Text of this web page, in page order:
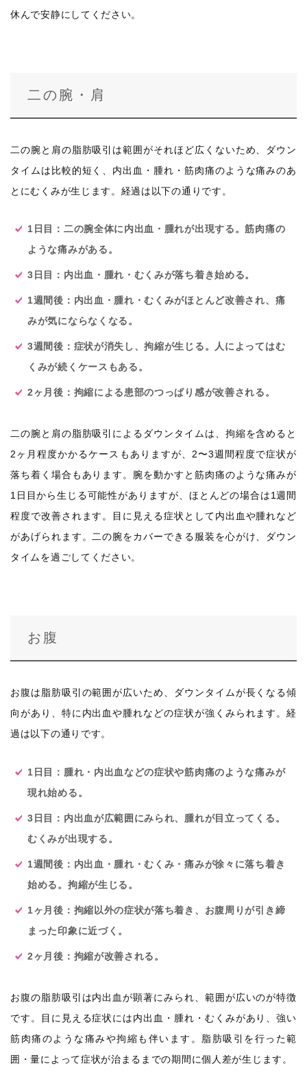
休んで安静にしてください。
二の腕・肩
二の腕と肩の脂肪吸引は範囲がそれほど広くないため、ダウン
タイムは比較的短く、内出血・腫れ・筋肉痛のような痛みのあ
とにむくみが生じます。経過は以下の通りです。
1日目：二の腕全体に内出血・腫れが出現する。筋肉痛の
ような痛みがある。
3日目：内出血・腫れ・むくみが落ち着き始める。
1週間後：内出血・腫れ・むくみがほとんど改善され、痛
みが気にならなくなる。
3週間後：症状が消失し、拘縮が生じる。人によってはむ
くみが続くケースもある。
2ヶ月後：拘縮による患部のつっぱり感が改善される。
二の腕と肩の脂肪吸引によるダウンタイムは、拘縮を含めると
2ヶ月程度かかるケースもありますが、2〜3週間程度で症状が
落ち着く場合もあります。腕を動かすと筋肉痛のような痛みが
1日目から生じる可能性がありますが、ほとんどの場合は1週間
程度で改善されます。目に見える症状として内出血や腫れなど
があげられます。二の腕をカバーできる服装を心がけ、ダウン
タイムを過ごしてください。
お腹
お腹は脂肪吸引の範囲が広いため、ダウンタイムが長くなる傾
向があり、特に内出血や腫れなどの症状が強くみられます。経
過は以下の通りです。
1日目：腫れ・内出血などの症状や筋肉痛のような痛みが
現れ始める。
3日目：内出血が広範囲にみられ、腫れが目立ってくる。
むくみが出現する。
1週間後：内出血・腫れ・むくみ・痛みが徐々に落ち着き
始める。拘縮が生じる。
1ヶ月後：拘縮以外の症状が落ち着き、お腹周りが引き締
まった印象に近づく。
2ヶ月後：拘縮が改善される。
お腹の脂肪吸引は内出血が顕著にみられ、範囲が広いのが特徴
です。目に見える症状には内出血・腫れ・むくみがあり、強い
筋肉痛のような痛みや拘縮も伴います。脂肪吸引を行った範
囲・量によって症状が治まるまでの期間に個人差が生じます。